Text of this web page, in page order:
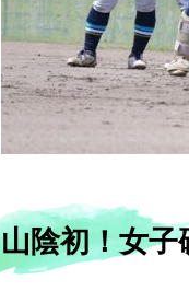
山陰初！女子